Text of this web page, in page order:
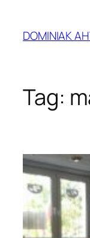
treściDOMINIAK
Tag: